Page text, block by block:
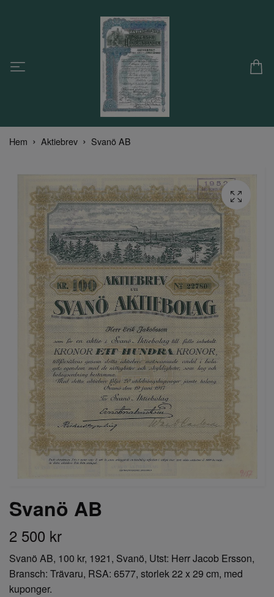
Hem Aktiebrev Svanö AB
Svanö AB
2 500 kr
Svanö AB, 100 kr, 1921, Svanö, Utst: Herr Jacob Ersson,
Bransch: Trävaru, RSA: 6577, storlek 22 x 29 cm, med
kuponger.